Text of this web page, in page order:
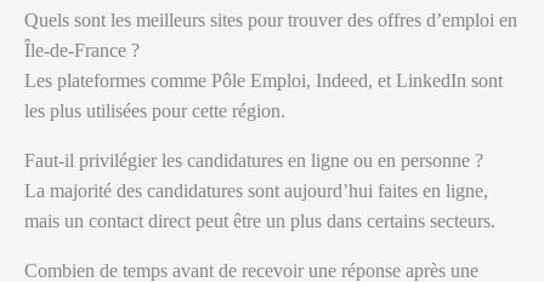
Quels sont les meilleurs sites pour trouver des offres d’emploi en
Île-de-France ?
Les plateformes comme Pôle Emploi, Indeed, et LinkedIn sont
les plus utilisées pour cette région.
Faut-il privilégier les candidatures en ligne ou en personne ?
La majorité des candidatures sont aujourd’hui faites en ligne,
mais un contact direct peut être un plus dans certains secteurs.
Combien de temps avant de recevoir une réponse après une